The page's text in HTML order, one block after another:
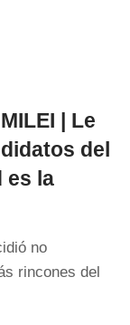
| Le
del
es la
no
rincones del